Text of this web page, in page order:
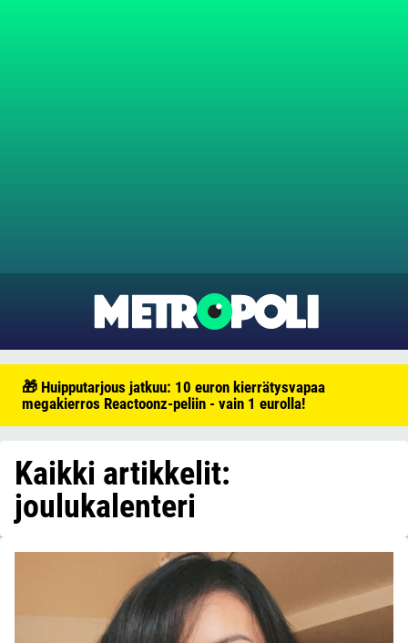
🎁 Huipputarjous jatkuu: 10 euron kierrätysvapaa
megakierros Reactoonz-peliin - vain 1 eurolla!
Kaikki artikkelit:
joulukalenteri